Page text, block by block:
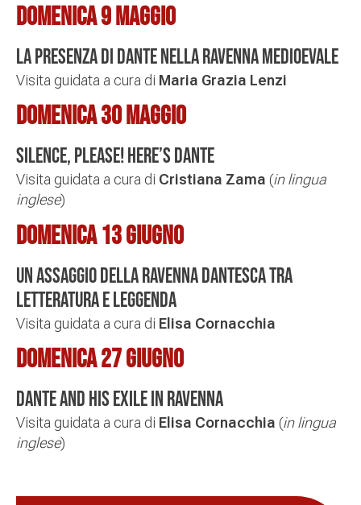
Domenica 9 maggio
La presenza di Dante nella Ravenna Medioevale
Visita guidata a cura di Maria Grazia Lenzi
Domenica 30 maggio
Silence, please! Here’s Dante
Visita guidata a cura di Cristiana Zama (in lingua
inglese)
Domenica 13 giugno
Un assaggio della Ravenna dantesca tra
letteratura e leggenda
Visita guidata a cura di Elisa Cornacchia
Domenica 27 giugno
Dante and his exile in Ravenna
Visita guidata a cura di Elisa Cornacchia (in lingua
inglese)